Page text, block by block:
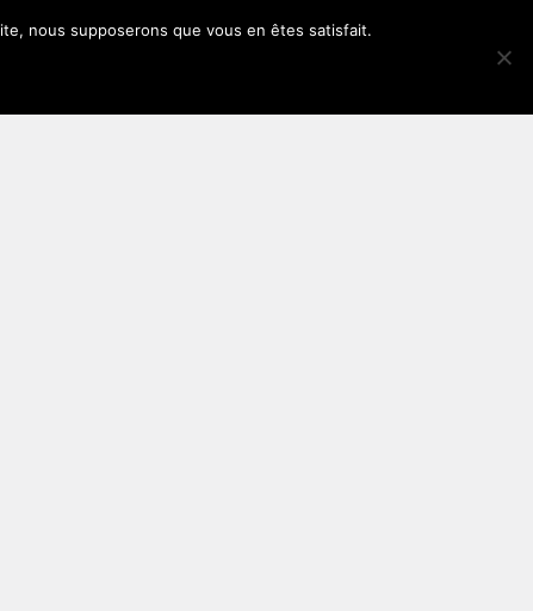
nous supposerons que vous en êtes satisfait.